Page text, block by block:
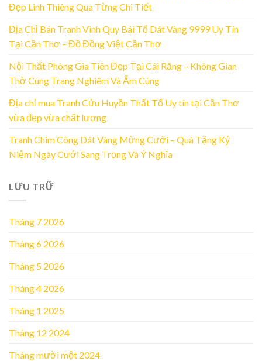
Đẹp Linh Thiêng Qua Từng Chi Tiết
Địa Chỉ Bán Tranh Vinh Quy Bái Tổ Dát Vàng 9999 Uy Tín
Tại Cần Thơ – Đồ Đồng Việt Cần Thơ
Nội Thất Phòng Gia Tiên Đẹp Tại Cái Răng – Không Gian
Thờ Cúng Trang Nghiêm Và Ấm Cúng
Địa chỉ mua Tranh Cửu Huyền Thất Tổ Uy tín tại Cần Thơ
vừa đẹp vừa chất lượng
Tranh Chim Công Dát Vàng Mừng Cưới – Quà Tặng Kỷ
Niệm Ngày Cưới Sang Trọng Và Ý Nghĩa
LƯU TRỮ
Tháng 7 2026
Tháng 6 2026
Tháng 5 2026
Tháng 4 2026
Tháng 1 2025
Tháng 12 2024
Tháng mười một 2024